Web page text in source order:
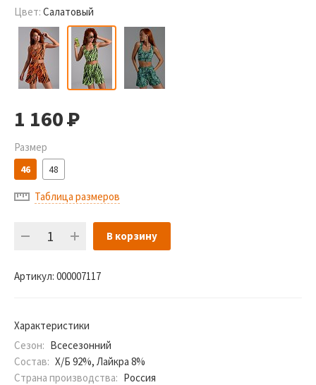
Цвет: Салатовый
1 160Р
Размер
46 48
Таблица размеров
В корзину
Артикул: 000007117
Характеристики
Сезон: Всесезонний
Состав: Х/Б 92%, Лайкра 8%
Страна производства: Россия